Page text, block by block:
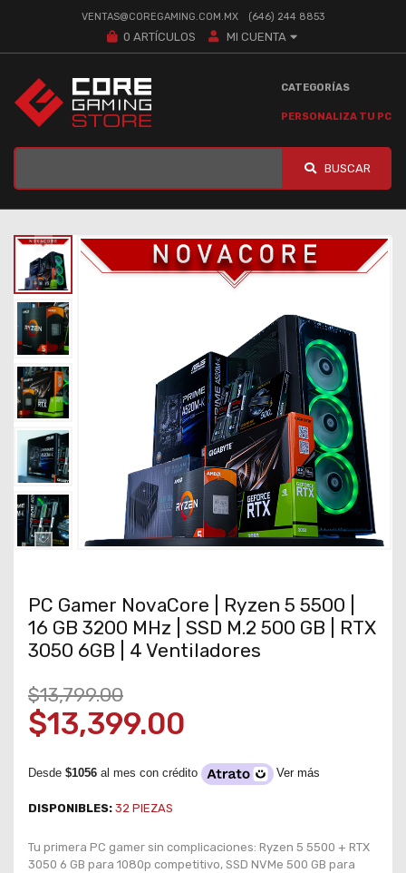
VENTAS@COREGAMING.COM.MX (646) 244 8853
0 ARTÍCULOS MI CUENTA
CATEGORÍAS
PERSONALIZA TU PC
BUSCAR
PC Gamer NovaCore | Ryzen 5 5500 |
16 GB 3200 MHz | SSD M.2 500 GB | RTX
3050 6GB | 4 Ventiladores
$13,799.00
$13,399.00
Desde $1056 al mes con crédito Ver más
DISPONIBLES: 32 PIEZAS
Tu primera PC gamer sin complicaciones: Ryzen 5 5500 + RTX
3050 6 GB para 1080p competitivo, SSD NVMe 500 GB para